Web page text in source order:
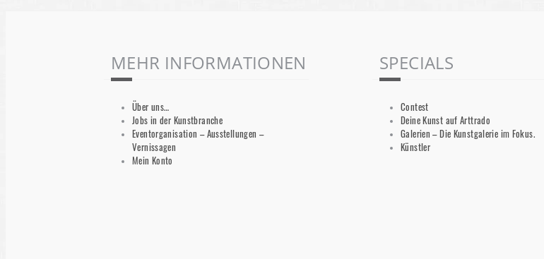
MEHR INFORMATIONEN
Über uns…
Jobs in der Kunstbranche
Eventorganisation – Ausstellungen –
Vernissagen
Mein Konto
SPECIALS
Contest
Deine Kunst auf Arttrado
Galerien – Die Kunstgalerie im Fokus.
Künstler